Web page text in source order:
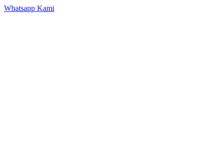
Whatsapp Kami